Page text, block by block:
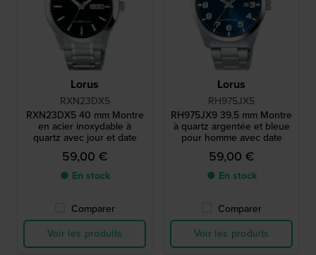
Lorus
RXN23DX5
RXN23DX5 40 mm Montre
en acier inoxydable à
quartz avec jour et date
59,00 €
● En stock
Comparer
Voir les produits
Lorus
RH975JX5
RH975JX9 39.5 mm Montre
à quartz argentée et bleue
pour homme avec date
59,00 €
● En stock
Comparer
Voir les produits